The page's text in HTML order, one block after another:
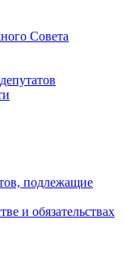
Совета
подлежащие
и обязательствах